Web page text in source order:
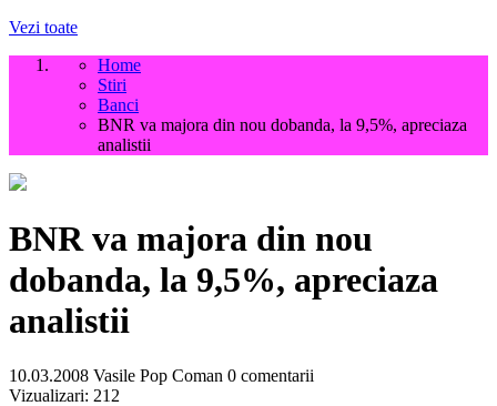
Vezi toate
Home
Stiri
Banci
BNR va majora din nou dobanda, la 9,5%, apreciaza
analistii
BNR va majora din nou
dobanda, la 9,5%, apreciaza
analistii
10.03.2008 Vasile Pop Coman 0 comentarii
Vizualizari: 212